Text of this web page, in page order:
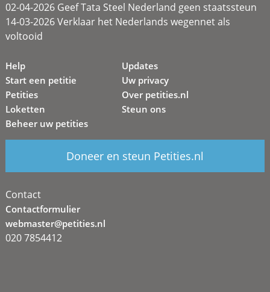
02-04-2026 Geef Tata Steel Nederland geen staatssteun
14-03-2026 Verklaar het Nederlands wegennet als
voltooid
Help
Start een petitie
Petities
Loketten
Beheer uw petities
Updates
Uw privacy
Over petities.nl
Steun ons
Doneer en steun Petities.nl
Contact
Contactformulier
webmaster@petities.nl
020 7854412